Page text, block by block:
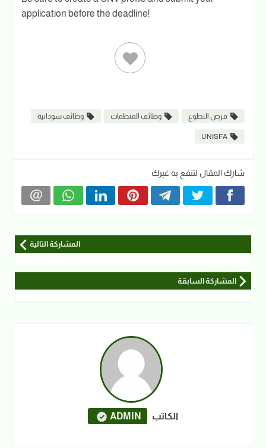
application before the deadline!
فرص التطوع وظائف المنظمات وظائف سودانية
UNISFA
شارك المقال لتنفع به غيرك
المشاركة التالية
المشاركة السابقة
الكاتب ADMIN